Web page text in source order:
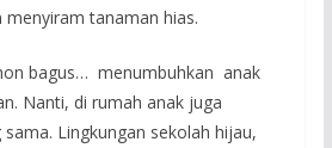
tanaman hias.
bagus… menumbuhkan anak
Nanti, di rumah anak juga
Lingkungan sekolah hijau,